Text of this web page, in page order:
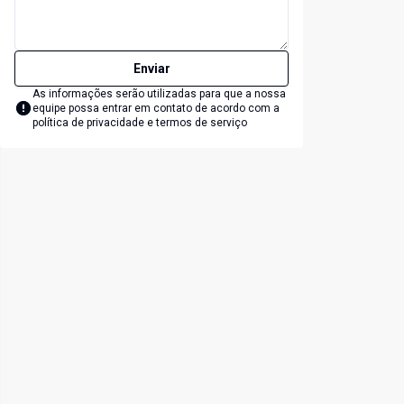
Enviar
As informações serão utilizadas para que a nossa
equipe possa entrar em contato de acordo com a
política de privacidade e termos de serviço